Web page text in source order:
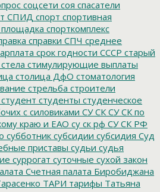
соцсети соя спасатели
СПИД спорт спортивная
спорткомплекс
справки СПЧ среднее
срок годности СССР старый
стела стимулирующие выплаты
столица ДфО стоматология
стрельба строители
студент студенты студенческое
с силовиками СУ СК СУ СК по
краю и ЕАО су ск рф СУ СК РФ
субботник субсидии субсидия Суд
приставы судьи судья
суррогат суточные сухой закон
Счетная палата Биробиджана
ТАРИ тарифы Татьяна